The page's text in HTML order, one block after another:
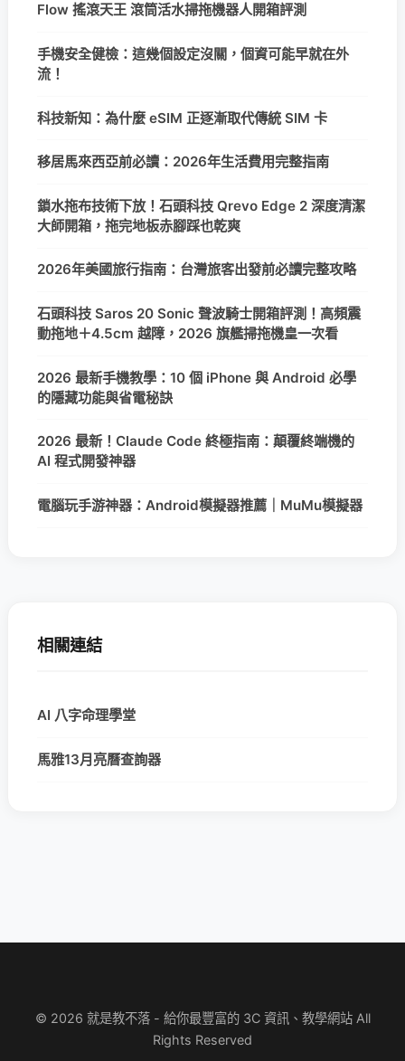
Flow 搖滾天王 滾筒活水掃拖機器人開箱評測
手機安全健檢：這幾個設定沒關，個資可能早就在外
流！
科技新知：為什麼 eSIM 正逐漸取代傳統 SIM 卡
移居馬來西亞前必讀：2026年生活費用完整指南
鎖水拖布技術下放！石頭科技 Qrevo Edge 2 深度清潔
大師開箱，拖完地板赤腳踩也乾爽
2026年美國旅行指南：台灣旅客出發前必讀完整攻略
石頭科技 Saros 20 Sonic 聲波騎士開箱評測！高頻震
動拖地＋4.5cm 越障，2026 旗艦掃拖機皇一次看
2026 最新手機教學：10 個 iPhone 與 Android 必學
的隱藏功能與省電秘訣
2026 最新！Claude Code 終極指南：顛覆終端機的
AI 程式開發神器
電腦玩手游神器：Android模擬器推薦｜MuMu模擬器
相關連結
AI 八字命理學堂
馬雅13月亮曆查詢器
© 2026 就是教不落 - 給你最豐富的 3C 資訊、教學網站 All
Rights Reserved